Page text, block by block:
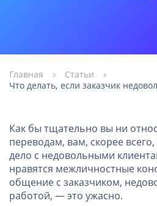
Главная
Статьи
Что делать, если заказчик
Как бы тщательно вы ни
переводам, вам, скорее
дело с недовольными
нравятся межличностные
общение с заказчиком,
работой, — это ужасно.